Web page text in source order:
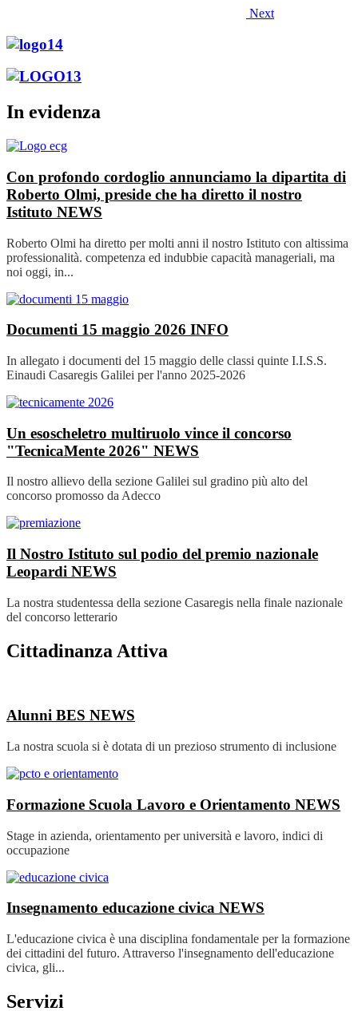
Next
In evidenza
Con profondo cordoglio annunciamo la dipartita di
Roberto Olmi, preside che ha diretto il nostro
Istituto NEWS
Roberto Olmi ha diretto per molti anni il nostro Istituto con altissima
professionalità. competenza ed indubbie capacità manageriali, ma
noi oggi, in...
Documenti 15 maggio 2026 INFO
In allegato i documenti del 15 maggio delle classi quinte I.I.S.S.
Einaudi Casaregis Galilei per l'anno 2025-2026
Un esoscheletro multiruolo vince il concorso
"TecnicaMente 2026" NEWS
Il nostro allievo della sezione Galilei sul gradino più alto del
concorso promosso da Adecco
Il Nostro Istituto sul podio del premio nazionale
Leopardi NEWS
La nostra studentessa della sezione Casaregis nella finale nazionale
del concorso letterario
Cittadinanza Attiva
Alunni BES NEWS
La nostra scuola si è dotata di un prezioso strumento di inclusione
Formazione Scuola Lavoro e Orientamento NEWS
Stage in azienda, orientamento per università e lavoro, indici di
occupazione
Insegnamento educazione civica NEWS
L'educazione civica è una disciplina fondamentale per la formazione
dei cittadini del futuro. Attraverso l'insegnamento dell'educazione
civica, gli...
Servizi